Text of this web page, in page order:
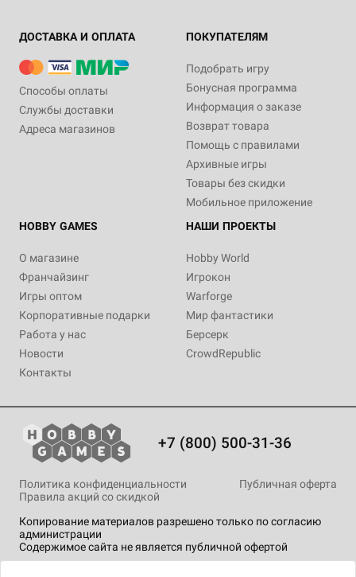
ДОСТАВКА И ОПЛАТА
Способы оплаты
Службы доставки
Адреса магазинов
ПОКУПАТЕЛЯМ
Подобрать игру
Бонусная программа
Информация о заказе
Возврат товара
Помощь с правилами
Архивные игры
Товары без скидки
Мобильное приложение
HOBBY GAMES
О магазине
Франчайзинг
Игры оптом
Корпоративные подарки
Работа у нас
Новости
Контакты
НАШИ ПРОЕКТЫ
Hobby World
Игрокон
Warforge
Мир фантастики
Берсерк
CrowdRepublic
+7 (800) 500-31-36
Копирование материалов разрешено только по согласию
администрации
Содержимое сайта не является публичной офертой
Политика конфиденциальности
Публичная оферта
Правила акций со скидкой